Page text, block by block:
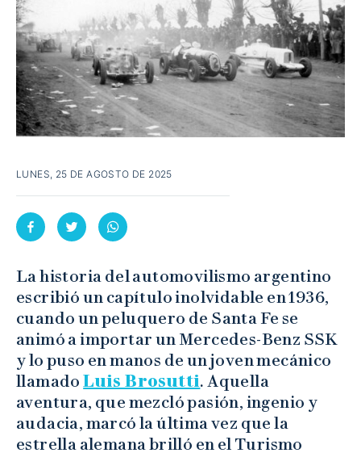
LUNES, 25 DE AGOSTO DE 2025
La historia del automovilismo argentino
escribió un capítulo inolvidable en 1936,
cuando un peluquero de Santa Fe se
animó a importar un Mercedes-Benz SSK
y lo puso en manos de un joven mecánico
llamadoLuis Brosutti. Aquella
aventura, que mezcló pasión, ingenio y
audacia, marcó la última vez que la
estrella alemana brilló en el Turismo